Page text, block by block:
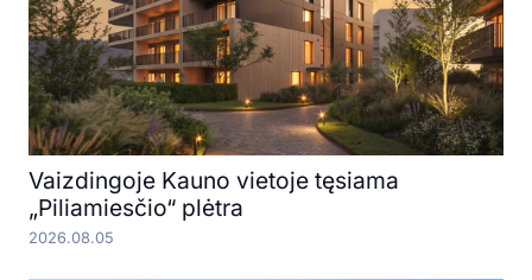
Vaizdingoje Kauno vietoje tęsiama
„Piliamiesčio“ plėtra
2026.08.05